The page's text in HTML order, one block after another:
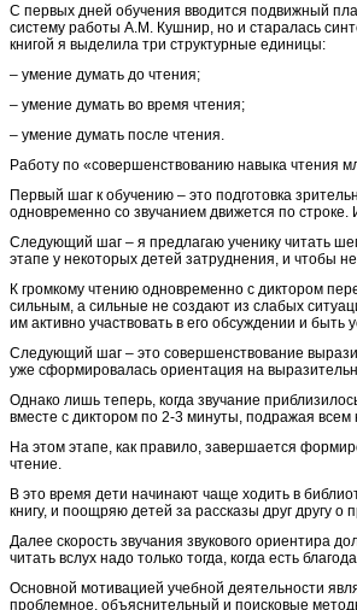
С первых дней обучения вводится подвижный
систему работы А.М. Кушнир, но и старалась
книгой я выделила три структурные единицы:
– умение думать до чтения;
– умение думать во время чтения;
– умение думать после чтения.
Работу по «совершенствованию навыка чтения
Первый шаг к обучению – это подготовка
одновременно со звучанием движется по
Следующий шаг – я предлагаю ученику читать
этапе у некоторых детей затруднения, и чтобы
К громкому чтению одновременно с диктором
сильным, а сильные не создают из слабых
им активно участвовать в его обсуждении и
Следующий шаг – это совершенствование
уже сформировалась ориентация на
Однако лишь теперь, когда звучание
вместе с диктором по 2-3 минуты, подражая
На этом этапе, как правило, завершается
чтение.
В это время дети начинают чаще ходить в
книгу, и поощряю детей за рассказы друг другу о
Далее скорость звучания звукового ориентира
читать вслух надо только тогда, когда есть
Основной мотивацией учебной деятельности
проблемное, объяснительный и поисковые